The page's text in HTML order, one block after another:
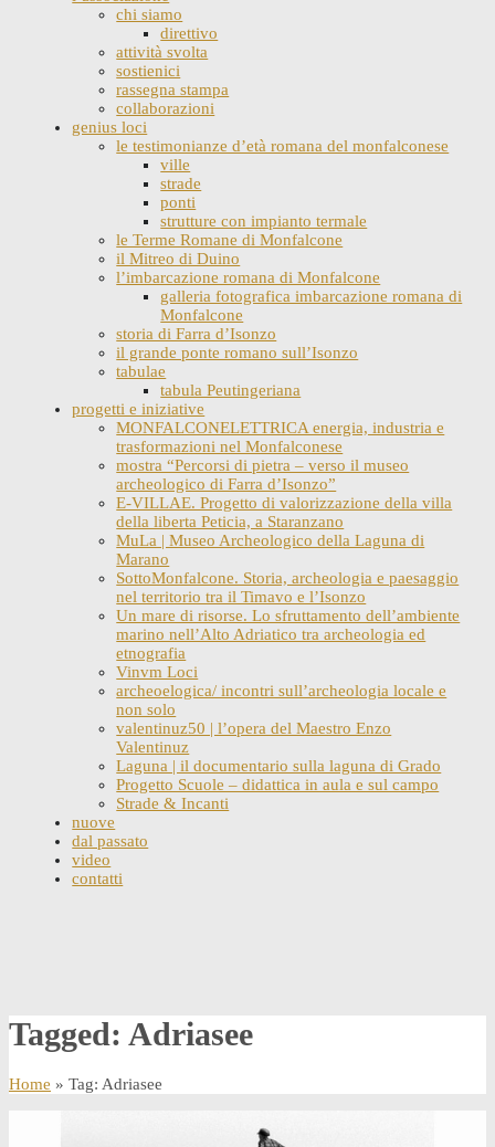
chi siamo
direttivo
attività svolta
sostienici
rassegna stampa
collaborazioni
genius loci
le testimonianze d’età romana del monfalconese
ville
strade
ponti
strutture con impianto termale
le Terme Romane di Monfalcone
il Mitreo di Duino
l’imbarcazione romana di Monfalcone
galleria fotografica imbarcazione romana di
Monfalcone
storia di Farra d’Isonzo
il grande ponte romano sull’Isonzo
tabulae
tabula Peutingeriana
progetti e iniziative
MONFALCONELETTRICA energia, industria e
trasformazioni nel Monfalconese
mostra “Percorsi di pietra – verso il museo
archeologico di Farra d’Isonzo”
E-VILLAE. Progetto di valorizzazione della villa
della liberta Peticia, a Staranzano
MuLa | Museo Archeologico della Laguna di
Marano
SottoMonfalcone. Storia, archeologia e paesaggio
nel territorio tra il Timavo e l’Isonzo
Un mare di risorse. Lo sfruttamento dell’ambiente
marino nell’Alto Adriatico tra archeologia ed
etnografia
Vinvm Loci
archeoelogica/ incontri sull’archeologia locale e
non solo
valentinuz50 | l’opera del Maestro Enzo
Valentinuz
Laguna | il documentario sulla laguna di Grado
Progetto Scuole – didattica in aula e sul campo
Strade & Incanti
nuove
dal passato
video
contatti
Tagged: Adriasee
Home » Tag: Adriasee